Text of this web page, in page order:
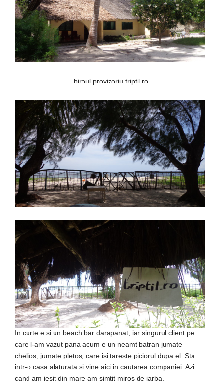
biroul provizoriu triptil.ro
In curte e si un beach bar darapanat, iar singurul client pe
care l-am vazut pana acum e un neamt batran jumate
chelios, jumate pletos, care isi tareste piciorul dupa el. Sta
intr-o casa alaturata si vine aici in cautarea companiei. Azi
cand am iesit din mare am simtit miros de iarba.